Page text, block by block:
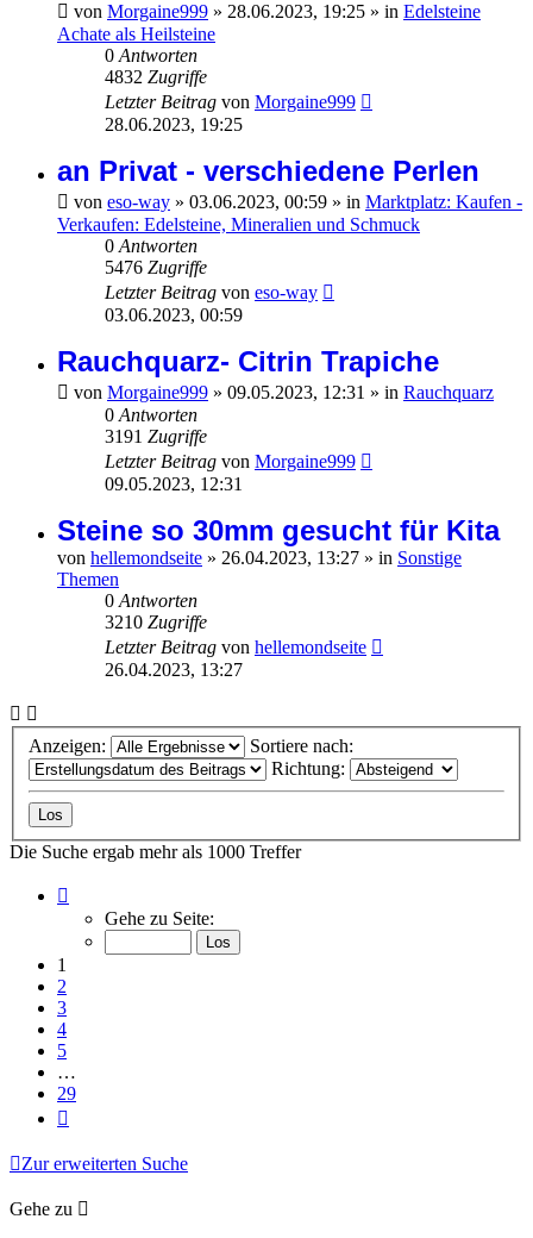
von Morgaine999 » 28.06.2023, 19:25 » in Edelsteine
Achate als Heilsteine
0 Antworten
4832 Zugriffe
Letzter Beitrag von Morgaine999
28.06.2023, 19:25
an Privat - verschiedene Perlen
von eso-way » 03.06.2023, 00:59 » in Marktplatz: Kaufen -
Verkaufen: Edelsteine, Mineralien und Schmuck
0 Antworten
5476 Zugriffe
Letzter Beitrag von eso-way
03.06.2023, 00:59
Rauchquarz- Citrin Trapiche
von Morgaine999 » 09.05.2023, 12:31 » in Rauchquarz
0 Antworten
3191 Zugriffe
Letzter Beitrag von Morgaine999
09.05.2023, 12:31
Steine so 30mm gesucht für Kita
von hellemondseite » 26.04.2023, 13:27 » in Sonstige
Themen
0 Antworten
3210 Zugriffe
Letzter Beitrag von hellemondseite
26.04.2023, 13:27
Anzeigen:
Sortiere nach:
Richtung:
Die Suche ergab mehr als 1000 Treffer
von
Gehe zu Seite:
1
2
3
4
5
…
29
Zur erweiterten Suche
Gehe zu